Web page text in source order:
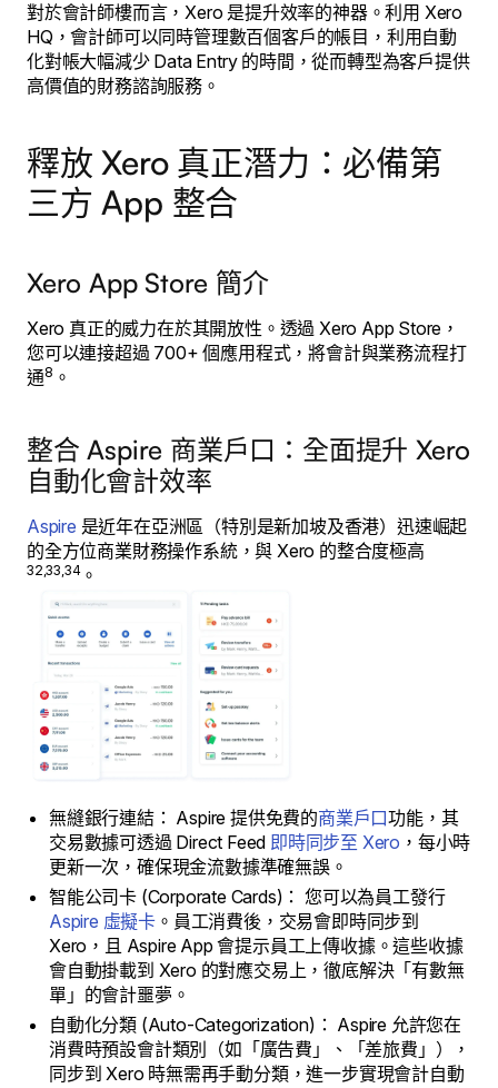
對於會計師樓而言，Xero 是提升效率的神器。利用 Xero
HQ，會計師可以同時管理數百個客戶的帳目，利用自動
化對帳大幅減少 Data Entry 的時間，從而轉型為客戶提供
高價值的財務諮詢服務。
釋放 Xero 真正潛力：必備第
三方 App 整合
Xero App Store 簡介
Xero 真正的威力在於其開放性。透過 Xero App Store，
您可以連接超過 700+ 個應用程式，將會計與業務流程打
通8 。
整合 Aspire 商業戶口：全面提升 Xero
自動化會計效率
Aspire 是近年在亞洲區（特別是新加坡及香港）迅速崛起
的全方位商業財務操作系統，與 Xero 的整合度極高
32,33,34。
無縫銀行連結： Aspire 提供免費的商業戶口功能，其
交易數據可透過 Direct Feed 即時同步至 Xero ，每小時
更新一次，確保現金流數據準確無誤。
智能公司卡 (Corporate Cards)： 您可以為員工發行
Aspire 虛擬卡 。員工消費後，交易會即時同步到
Xero，且 Aspire App 會提示員工上傳收據。這些收據
會自動掛載到 Xero 的對應交易上，徹底解決「有數無
單」的會計噩夢。
自動化分類 (Auto-Categorization)： Aspire 允許您在
消費時預設會計類別（如「廣告費」、「差旅費」），
同步到 Xero 時無需再手動分類，進一步實現會計自動